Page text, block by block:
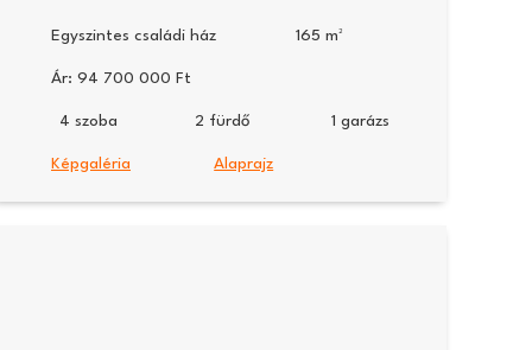
Egyszintes családi ház 165
Ár: 94 700 000
4 2 1
Képgaléria Alaprajz